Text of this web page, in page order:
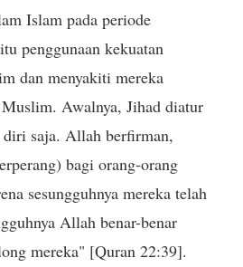
Islam pada periode
penggunaan kekuatan
dan menyakiti mereka
Awalnya, Jihad diatur
diri saja. Allah berfirman,
bagi orang-orang
sesungguhnya mereka telah
Allah benar-benar
mereka" [Quran 22:39].